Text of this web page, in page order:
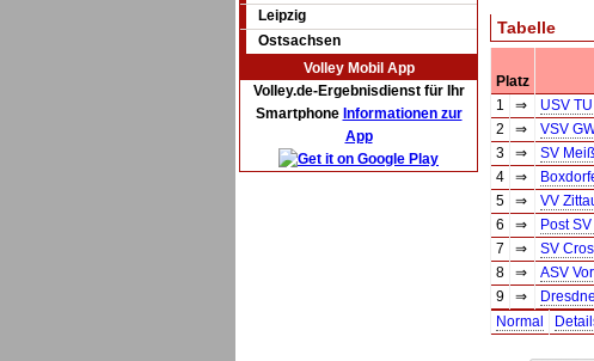
Leipzig
Ostsachsen
Volley Mobil App
Volley.de-Ergebnisdienst für Ihr
Smartphone Informationen zur
App
Tabelle
Platz
1
⇒ USV TU
2
⇒ VSV
3
⇒ SV
4
⇒
5
⇒ VV
6
⇒ Post SV
7
⇒ SV
8
⇒ ASV
9
⇒
Normal